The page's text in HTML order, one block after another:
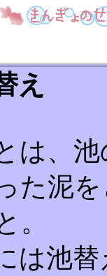
え
は、
た泥
。
は池